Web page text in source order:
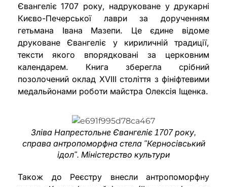
Євангеліє 1707 року, надруковане у друкарні
Києво-Печерської лаври за дорученням
гетьмана Івана Мазепи. Це єдине відоме
друковане Євангеліє у кириличній традиції,
тексти якого впорядковані за церковним
календарем. Книга зберегла срібний
позолочений оклад XVIII століття з фініфтевими
медальйонами роботи майстра Олексія Іщенка.
Зліва Напрестольне Євангеліє 1707 року,
справа антропоморфна стела "Керносівський
ідол". Міністерство культури
Також до Реєстру внесли антропоморфну